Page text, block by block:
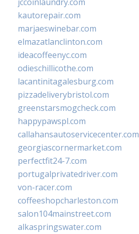
kautorepair.com
marjaeswinebar.com
elmazatlanclinton.com
ideacoffeenyc.com
odieschillicothe.com
lacantinitagalesburg.com
pizzadeliverybristol.com
greenstarsmogcheck.com
happypawspl.com
callahansautoservicecenter.com
georgiascornermarket.com
perfectfit24-7.com
portugalprivatedriver.com
von-racer.com
coffeeshopcharleston.com
salon104mainstreet.com
alkaspringswater.com